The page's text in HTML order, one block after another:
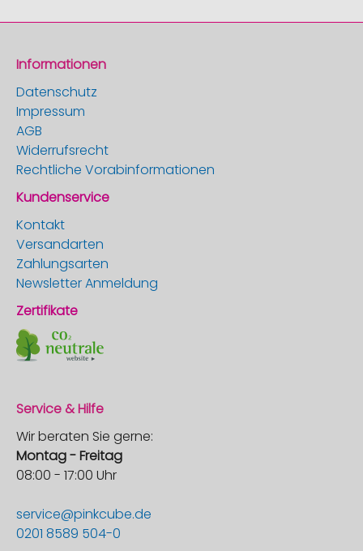
Informationen
Datenschutz
Impressum
AGB
Widerrufsrecht
Rechtliche Vorabinformationen
Kundenservice
Kontakt
Versandarten
Zahlungsarten
Newsletter Anmeldung
Zertifikate
Service & Hilfe
Wir beraten Sie gerne:
Montag - Freitag
08:00 - 17:00 Uhr
service@pinkcube.de
0201 8589 504-0